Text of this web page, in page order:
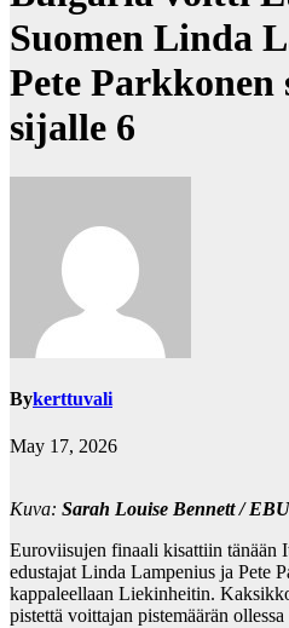
Suomen Linda
Pete
sijalle 6
Bykerttuvali
May 17, 2026
Kuva: Sarah Louise Bennett / EBU
Euroviisujen finaali kisattiin tänään
edustajat Linda Lampenius ja Pete
kappaleellaan Liekinheitin.
pistettä voittajan pistemäärän ollessa